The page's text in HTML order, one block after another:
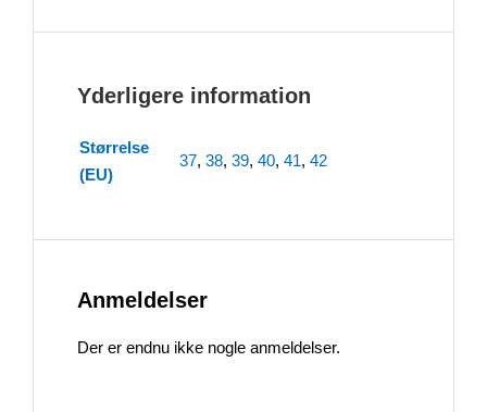
Yderligere information
Størrelse
(EU)
37, 38, 39, 40, 41, 42
Anmeldelser
Der er endnu ikke nogle anmeldelser.